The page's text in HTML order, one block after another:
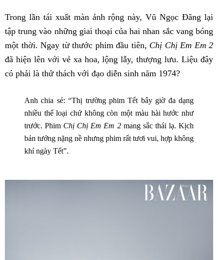
Trong lần tái xuất màn ảnh rộng này, Vũ Ngọc Đãng lại
tập trung vào những giai thoại của hai nhan sắc vang bóng
một thời. Ngay từ thước phim đầu tiên, Chị Chị Em Em 2
đã hiện lên với vẻ xa hoa, lộng lẫy, thượng lưu. Liệu đây
có phải là thử thách với đạo diễn sinh năm 1974?
Anh chia sẻ: “Thị trường phim Tết bây giờ đa dạng
nhiều thể loại chứ không còn một màu hài hước như
trước. Phim Chị Chị Em Em 2mang sắc thái lạ. Kịch
bản tưởng nặng nề nhưng phim rất tươi vui, hợp không
khí ngày Tết”.